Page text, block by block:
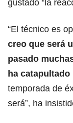
gustado “la
“El técnico es
creo que será
pasado
ha catapultado
temporada de
será”, ha